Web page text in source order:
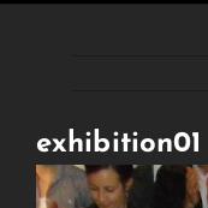
exhibition01